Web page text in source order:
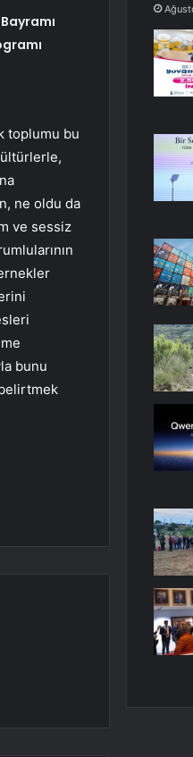
toplumu bu
ne oldu da
ve sessiz
bunu